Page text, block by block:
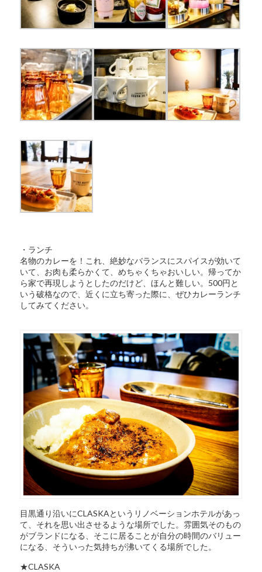
・ランチ
名物のカレーを！これ、絶妙なバランスにスパイスが効いて
いて、お肉も柔らかくて、めちゃくちゃおいしい。帰ってか
ら家で再現しようとしたのだけど、ほんと難しい。500円と
いう破格なので、近くに立ち寄った際に、ぜひカレーランチ
してみてください。
目黒通り沿いにCLASKAというリノベーションホテルがあっ
て、それを思い出させるような場所でした。雰囲気そのもの
がブランドになる、そこに居ることが自分の時間のバリュー
になる、そういった気持ちが沸いてくる場所でした。
★CLASKA